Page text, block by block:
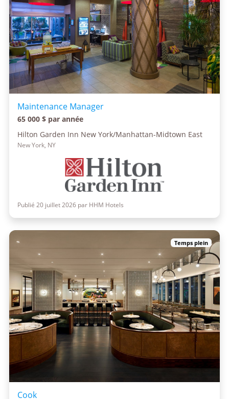
Maintenance Manager
65 000 $ par année
Hilton Garden Inn New York/Manhattan-Midtown East
New York, NY
Publié 20 juillet 2026 par HHM Hotels
Temps plein
Cook